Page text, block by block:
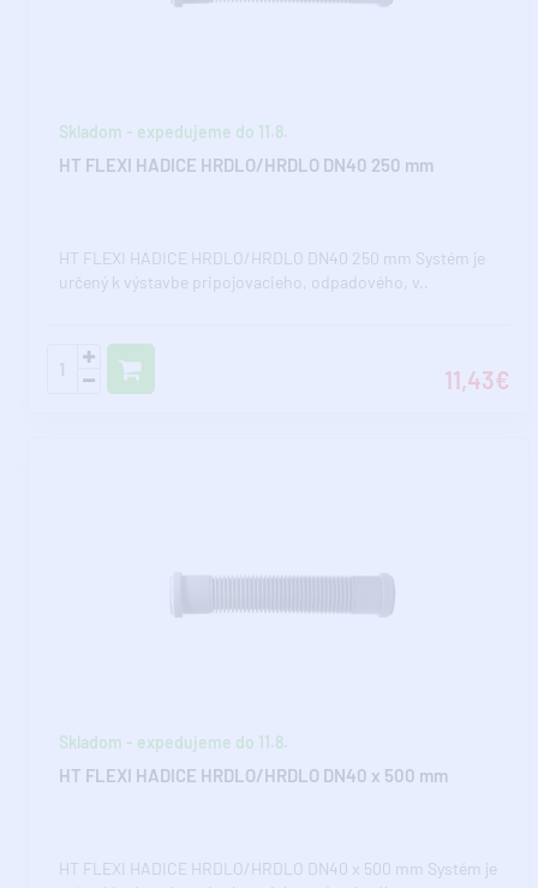
Skladom - expedujeme do 11.8.
HT FLEXI HADICE HRDLO/HRDLO DN40 250 mm
HT FLEXI HADICE HRDLO/HRDLO DN40 250 mm Systém je
určený k výstavbe pripojovacieho, odpadového, v..
11,43€
Skladom - expedujeme do 11.8.
HT FLEXI HADICE HRDLO/HRDLO DN40 x 500 mm
HT FLEXI HADICE HRDLO/HRDLO DN40 x 500 mm Systém je